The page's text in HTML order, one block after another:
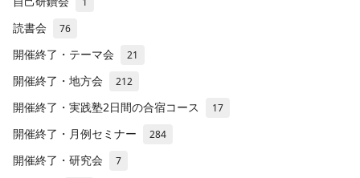
読書会 76
開催終了・テーマ会 21
開催終了・地方会 212
開催終了・実践塾2日間の合宿コース 17
開催終了・月例セミナー 284
開催終了・研究会 7